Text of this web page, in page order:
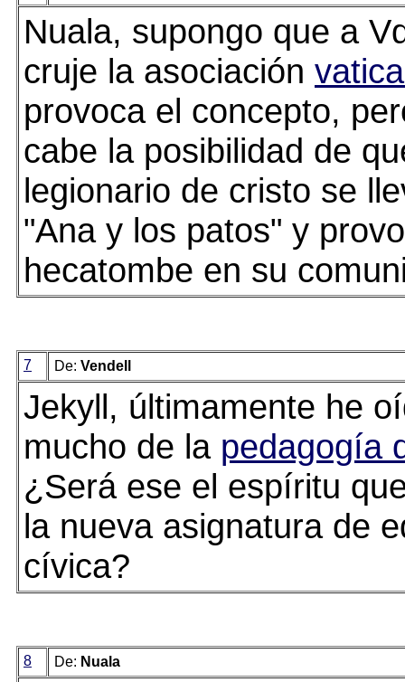
Nuala, supongo que a
cruje la asociación
provoca el concepto,
cabe la posibilidad de
legionario de cristo se
"Ana y los patos" y
hecatombe en su
7 De: Vendell
Jekyll, últimamente he
mucho de la pedagogía
¿Será ese el espíritu
la nueva asignatura de
cívica?
8 De: Nuala